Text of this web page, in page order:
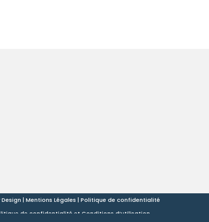
| Mentions Légales | Politique de confidentialité
de confidentialité et Conditions d’utilisation